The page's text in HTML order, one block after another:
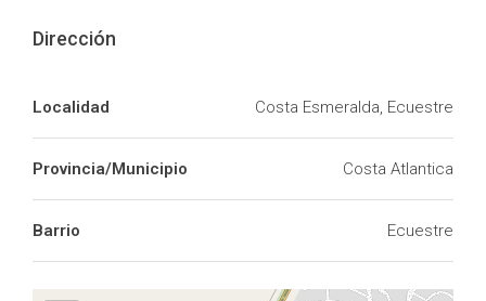
Dirección
Localidad Costa Esmeralda, Ecuestre
Provincia/Municipio Costa Atlantica
Barrio Ecuestre